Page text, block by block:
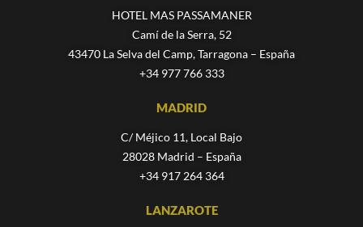
HOTEL MAS PASSAMANER
Camí de la Serra, 52
43470 La Selva del Camp, Tarragona – España
+34 977 766 333
MADRID
C/ Méjico 11, Local Bajo
28028 Madrid – España
+34 917 264 364
LANZAROTE